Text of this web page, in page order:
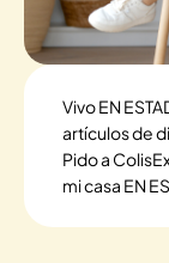
Vivo EN
artículos de
Pido a
mi casa EN